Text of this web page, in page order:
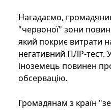
Нагадаємо,
"червоної" зони
який покриє витрати
негативний ПЛР-тест. У
іноземець повинен
обсервацію.
Громадянам з країн